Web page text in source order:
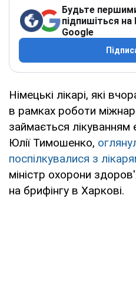
Будьте
підпишіться
Google
Німецькі лікарі, які
в рамках роботи
займається лікуванням
Юлії Тимошенко,
поспілкувалися з
міністр охорони
на брифінгу в Харкові.